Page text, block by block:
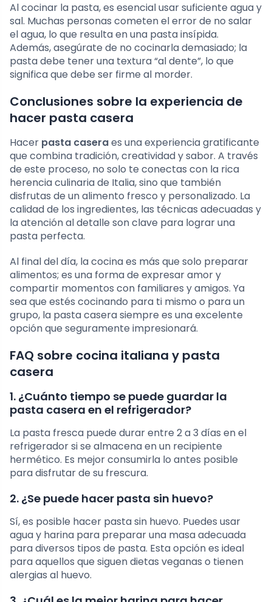
Al cocinar la pasta, es esencial usar suficiente agua y
sal. Muchas personas cometen el error de no salar
el agua, lo que resulta en una pasta insípida.
Además, asegúrate de no cocinarla demasiado; la
pasta debe tener una textura “al dente”, lo que
significa que debe ser firme al morder.
Conclusiones sobre la experiencia de
hacer pasta casera
Hacer pasta caseraes una experiencia gratificante
que combina tradición, creatividad y sabor. A través
de este proceso, no solo te conectas con la rica
herencia culinaria de Italia, sino que también
disfrutas de un alimento fresco y personalizado. La
calidad de los ingredientes, las técnicas adecuadas y
la atención al detalle son clave para lograr una
pasta perfecta.
Al final del día, la cocina es más que solo preparar
alimentos; es una forma de expresar amor y
compartir momentos con familiares y amigos. Ya
sea que estés cocinando para ti mismo o para un
grupo, la pasta casera siempre es una excelente
opción que seguramente impresionará.
FAQ sobre cocina italiana y pasta
casera
1. ¿Cuánto tiempo se puede guardar la
pasta casera en el refrigerador?
La pasta fresca puede durar entre 2 a 3 días en el
refrigerador si se almacena en un recipiente
hermético. Es mejor consumirla lo antes posible
para disfrutar de su frescura.
2. ¿Se puede hacer pasta sin huevo?
Sí, es posible hacer pasta sin huevo. Puedes usar
agua y harina para preparar una masa adecuada
para diversos tipos de pasta. Esta opción es ideal
para aquellos que siguen dietas veganas o tienen
alergias al huevo.